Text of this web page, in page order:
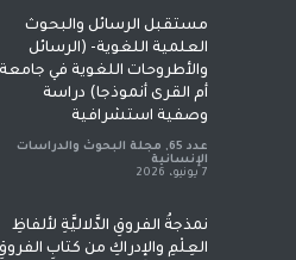
مستقبل الرسائل والبحوث
العلمية اللغوية- (الرسائل
والأطروحات اللغوية في جامعة
أم القرى أنموذجا) دراسة
وصفية استشرافية
عدد 65 , مجلة البحوث والدراسات
الإنسانية
7 يونيو، 2026
نمذجةُ الفروقِ الدَّلاليَّةِ لألفاظِ
العِلْمِ والإدراكِ من كتابِ